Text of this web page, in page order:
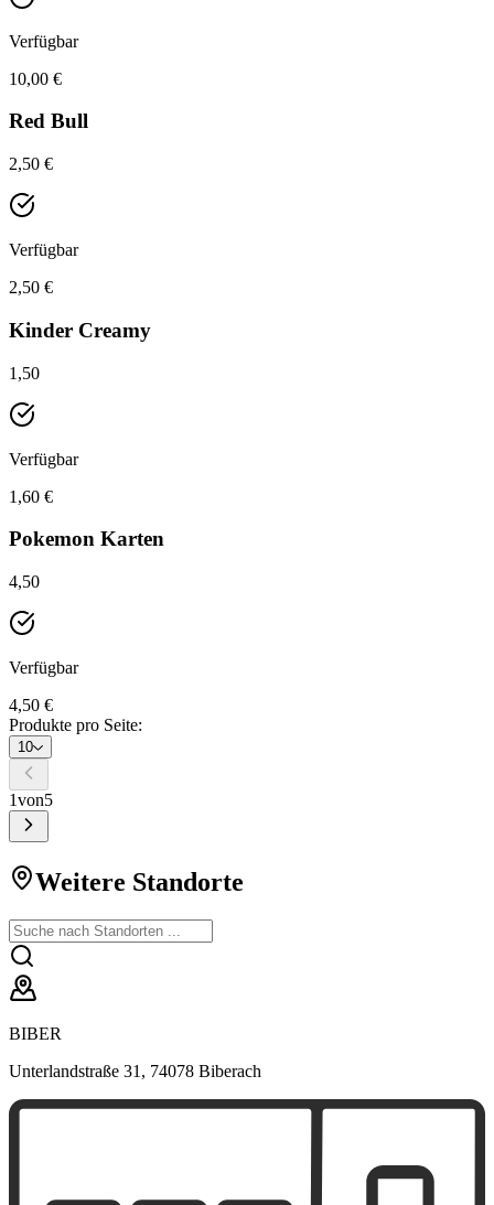
Verfügbar
10,00 €
Red Bull
2,50 €
Verfügbar
2,50 €
Kinder Creamy
1,50
Verfügbar
1,60 €
Pokemon Karten
4,50
Verfügbar
4,50 €
Produkte pro Seite:
10
1von5
Weitere Standorte
BIBER
Unterlandstraße 31, 74078 Biberach